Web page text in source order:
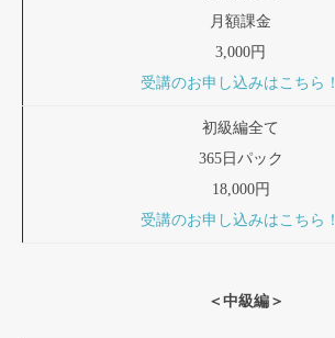
月額課金
3,000円
受講のお申し込みはこちら！
初級編全て
365日パック
18,000円
受講のお申し込みはこちら！
＜中級編＞